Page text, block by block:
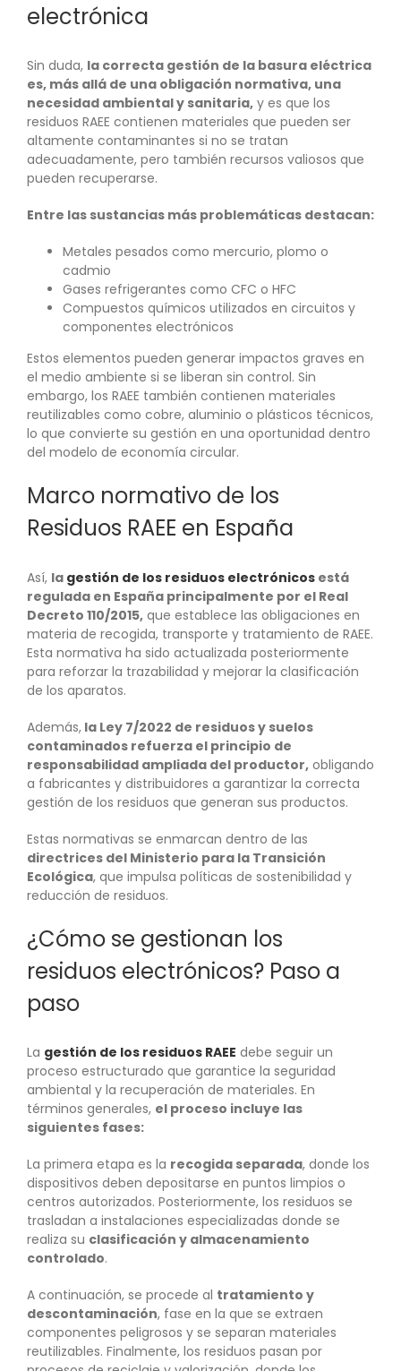
electrónica
Sin duda, la correcta gestión de la basura eléctrica
es, más allá de una obligación normativa, una
necesidad ambiental y sanitaria,y es que los
residuos RAEE contienen materiales que pueden ser
altamente contaminantes si no se tratan
adecuadamente, pero también recursos valiosos que
pueden recuperarse.
Entre las sustancias más problemáticas destacan:
Metales pesados como mercurio, plomo o
cadmio
Gases refrigerantes como CFC o HFC
Compuestos químicos utilizados en circuitos y
componentes electrónicos
Estos elementos pueden generar impactos graves en
el medio ambiente si se liberan sin control. Sin
embargo, los RAEE también contienen materiales
reutilizables como cobre, aluminio o plásticos técnicos,
lo que convierte su gestión en una oportunidad dentro
del modelo de economía circular.
Marco normativo de los
Residuos RAEE en España
Así, la gestión de los residuos electrónicosestá
regulada en España principalmente por el Real
Decreto 110/2015,que establece las obligaciones en
materia de recogida, transporte y tratamiento de RAEE.
Esta normativa ha sido actualizada posteriormente
para reforzar la trazabilidad y mejorar la clasificación
de los aparatos.
Además,la Ley 7/2022 de residuos y suelos
contaminados refuerza el principio de
responsabilidad ampliada del productor,obligando
a fabricantes y distribuidores a garantizar la correcta
gestión de los residuos que generan sus productos.
Estas normativas se enmarcan dentro de las
directrices del Ministerio para la Transición
Ecológica, que impulsa políticas de sostenibilidad y
reducción de residuos.
¿Cómo se gestionan los
residuos electrónicos? Paso a
paso
La gestión de los residuos RAEE debe seguir un
proceso estructurado que garantice la seguridad
ambiental y la recuperación de materiales. En
términos generales, el proceso incluye las
siguientes fases:
La primera etapa es la recogida separada, donde los
dispositivos deben depositarse en puntos limpios o
centros autorizados. Posteriormente, los residuos se
trasladan a instalaciones especializadas donde se
realiza su clasificación y almacenamiento
controlado.
A continuación, se procede al tratamiento y
descontaminación, fase en la que se extraen
componentes peligrosos y se separan materiales
reutilizables. Finalmente, los residuos pasan por